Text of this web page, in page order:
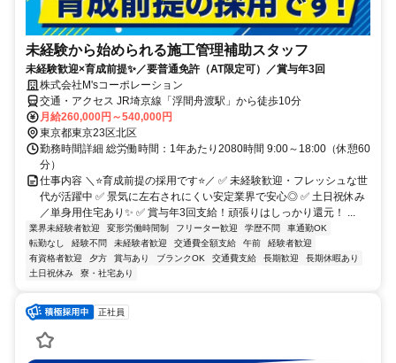
未経験から始められる施工管理補助スタッフ
未経験歓迎×育成前提✨／要普通免許（AT限定可）／賞与年3回
株式会社M'sコーポレーション
交通・アクセス JR埼京線「浮間舟渡駅」から徒歩10分
月給260,000円～540,000円
東京都東京23区北区
勤務時間詳細 総労働時間：1年あたり2080時間 9:00～18:00（休憩60
分）
仕事内容 ＼⭐育成前提の採用です⭐／ ✅ 未経験歓迎・フレッシュな世
代が活躍中 ✅ 景気に左右されにくい安定業界で安心◎ ✅ 土日祝休み
／単身用住宅あり✨ ✅ 賞与年3回支給！頑張りはしっかり還元！ ...
業界未経験者歓迎 変形労働時間制 フリーター歓迎 学歴不問
車通勤OK
転勤なし
経験不問 未経験者歓迎 交通費全額支給 午前
経験者歓迎
有資格者歓迎
夕方 賞与あり ブランクOK 交通費支給 長期歓迎
長期休暇あり
土日祝休み
寮・社宅あり
正社員